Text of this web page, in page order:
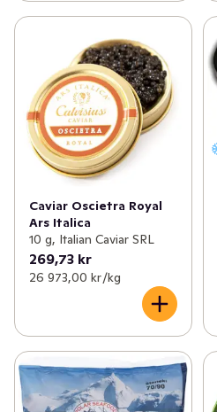
Caviar Oscietra Royal
Ars Italica
10 g, Italian Caviar SRL
269,73 kr
26 973,00 kr /kg